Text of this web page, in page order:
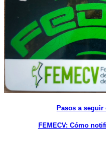
Pasos a seguir
FEMECV: Cómo